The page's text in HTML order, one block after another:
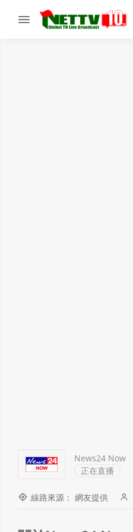
News24 Now
正在直播
線路來源： 網友提供